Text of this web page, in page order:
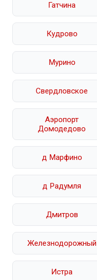
Гатчина
Кудрово
Мурино
Свердловское
Аэропорт
Домодедово
д Марфино
д Радумля
Дмитров
Железнодорожный
Истра